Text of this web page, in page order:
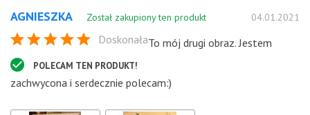
AGNIESZKA Został zakupiony ten produkt 04.01.2021
Doskonała
POLECAM TEN PRODUKT!
To mój drugi obraz. Jestem
zachwycona i serdecznie polecam:)